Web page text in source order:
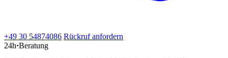
+49 30 54874086 Rückruf anfordern
24h·Beratung